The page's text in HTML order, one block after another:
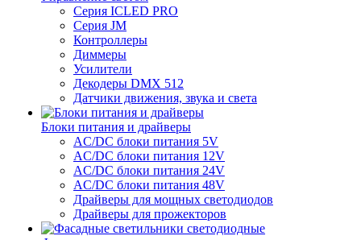
Серия ICLED PRO
Серия JM
Контроллеры
Диммеры
Усилители
Декодеры DMX 512
Датчики движения, звука и света
Блоки питания и драйверы
AC/DC блоки питания 5V
AC/DC блоки питания 12V
AC/DC блоки питания 24V
AC/DC блоки питания 48V
Драйверы для мощных светодиодов
Драйверы для прожекторов